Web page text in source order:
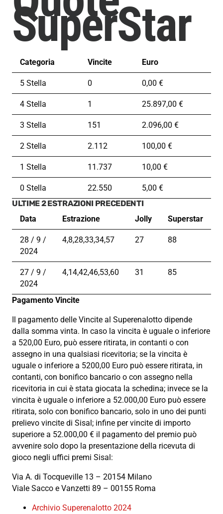
SuperStar
Categoria Vincite Euro
5 Stella 0 0,00 €
4 Stella 1 25.897,00 €
3 Stella 151 2.096,00 €
2 Stella 2.112 100,00 €
1 Stella 11.737 10,00 €
0 Stella 22.550
5,00 €
ULTIME 2 ESTRAZIONI PRECEDENTI
Data
Estrazione Jolly Superstar
28 / 9 /
2024
4,8,28,33,34,57 27 88
27 / 9 /
2024
4,14,42,46,53,60 31 85
Pagamento Vincite
Il pagamento delle Vincite al Superenalotto dipende
dalla somma vinta. In caso la vincita è uguale o inferiore
a 520,00 Euro, può essere ritirata, in contanti o con
assegno in una qualsiasi ricevitoria; se la vincita è
uguale o inferiore a 5200,00 Euro può essere ritirata, in
contanti, con bonifico bancario o con assegno nella
ricevitoria in cui è stata giocata la schedina; invece se la
vincita è uguale o inferiore a 52.000,00 Euro può essere
ritirata, solo con bonifico bancario, solo in uno dei punti
prelievo vincite di Sisal; infine per vincite di importo
superiore a 52.000,00 € il pagamento del premio può
avvenire solo dopo la presentazione della ricevuta di
gioco negli uffici premi Sisal:
Via A. di Tocqueville 13 – 20154 Milano
Viale Sacco e Vanzetti 89 – 00155 Roma
Archivio Superenalotto 2024